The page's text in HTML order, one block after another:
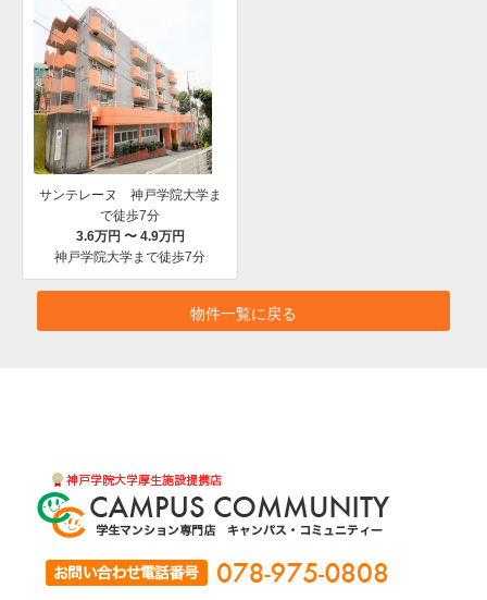
サンテレーヌ 神戸学院大学ま
で徒歩7分
3.6万円 〜 4.9万円
神戸学院大学まで徒歩7分
物件一覧に戻る